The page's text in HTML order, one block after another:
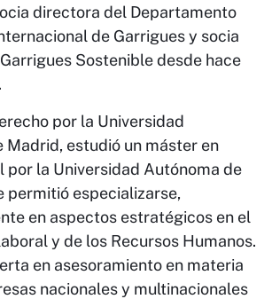
directora del Departamento
de Garrigues y socia
Sostenible desde hace
por la Universidad
Madrid, estudió un máster en
por la Universidad Autónoma de
permitió especializarse,
en aspectos estratégicos en el
y de los Recursos Humanos.
en asesoramiento en materia
nacionales y multinacionales